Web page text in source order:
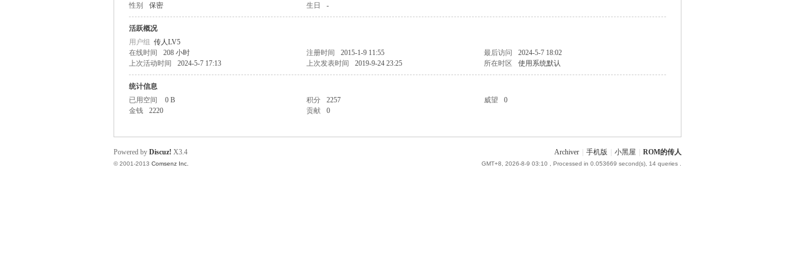
M
性别 保密 生日 -
活跃概况
用户组 传人LV5
在线时间
208 小时 注册时间 2015-1-9 11:55 最后访问
2024-5-7 18:02
上次活动时间
2024-5-7 17:13 上次发表时间 2019-9-24 23:25 所在时区 使用系统默认
统计信息
已用空间
0 B 积分 2257 威望
0
金钱
2220 贡献 0
Archiver 手机版 小黑屋 ROM的传人
GMT+8, 2026-8-9 03:10 , Processed in 0.053669 second(s), 14 queries .
Powered by Discuz! X3.4
© 2001-2013 Comsenz Inc.